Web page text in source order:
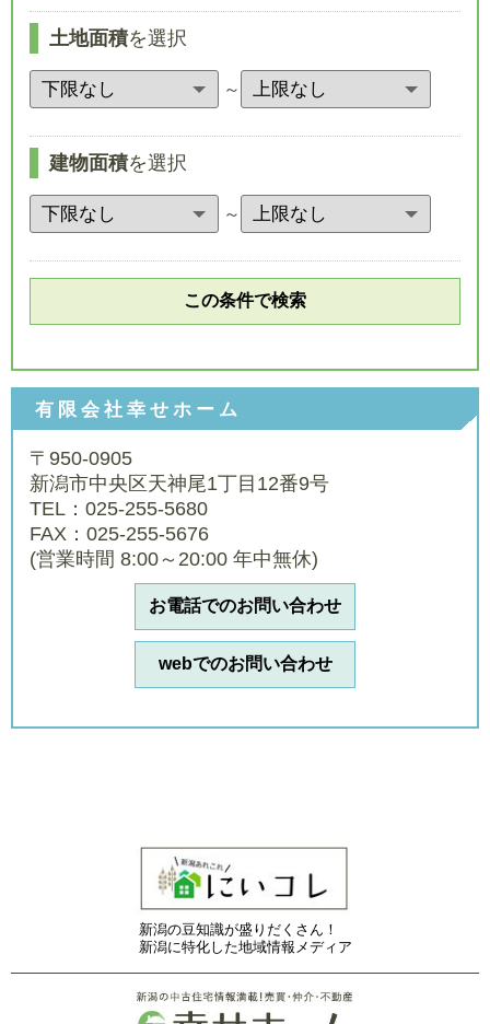
土地面積を選択
～
建物面積を選択
～
有限会社幸せホーム
〒950-0905
新潟市中央区天神尾1丁目12番9号
TEL：025-255-5680
FAX：025-255-5676
(営業時間 8:00～20:00 年中無休)
お電話でのお問い合わせ
webでのお問い合わせ
新潟の豆知識が盛りだくさん！
新潟に特化した地域情報メディア